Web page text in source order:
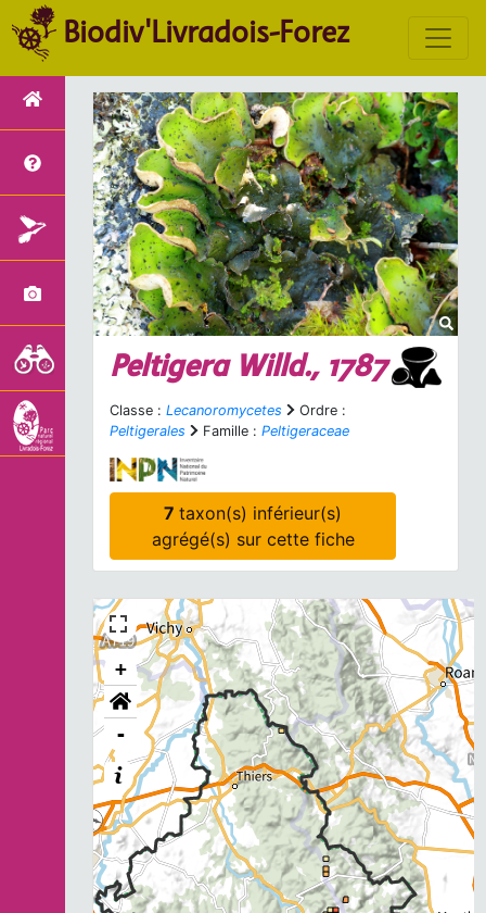
Biodiv'Livradois-Forez
PeltigeraWilld., 1787
Classe : Lecanoromycetes
Ordre :
Peltigerales
Famille : Peltigeraceae
7taxon(s) inférieur(s)
agrégé(s) sur cette fiche
+
-